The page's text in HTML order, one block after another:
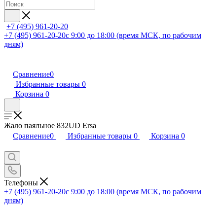
+7 (495) 961-20-20
+7 (495) 961-20-20с 9:00 до 18:00 (время МСК, по рабочим
дням)
Сравнение0
Избранные товары 0
Корзина 0
Жало паяльное 832UD Ersa
Сравнение0 Избранные товары 0 Корзина 0
Телефоны
+7 (495) 961-20-20с 9:00 до 18:00 (время МСК, по рабочим
дням)